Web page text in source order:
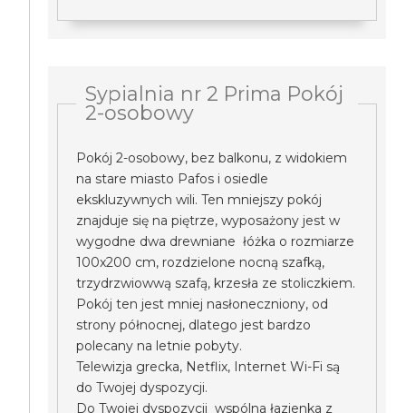
Sypialnia nr 2 Prima Pokój
2-osobowy
Pokój 2-osobowy, bez balkonu, z widokiem
na stare miasto Pafos i osiedle
ekskluzywnych wili. Ten mniejszy pokój
znajduje się na piętrze, wyposażony jest w
wygodne dwa drewniane łóżka o rozmiarze
100x200 cm, rozdzielone nocną szafką,
trzydrzwiowwą szafą, krzesła ze stoliczkiem.
Pokój ten jest mniej nasłoneczniony, od
strony północnej, dlatego jest bardzo
polecany na letnie pobyty.
Telewizja grecka, Netflix, Internet Wi-Fi są
do Twojej dyspozycji.
Do Twojej dyspozycji wspólna łazienka z